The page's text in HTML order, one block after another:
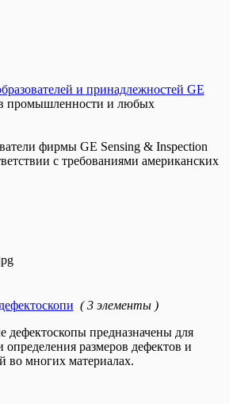
и принадлежностей GE
промышленности и любых
фирмы GE Sensing & Inspection
с требованиями американских
( 3 элементы )
дефектоскопы предназначены для
определения размеров дефектов и
во многих материалах.